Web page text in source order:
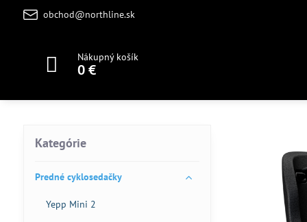
obchod@northline.sk
Nákupný košík
0 €
Kategórie
Predné cyklosedačky
Yepp Mini 2